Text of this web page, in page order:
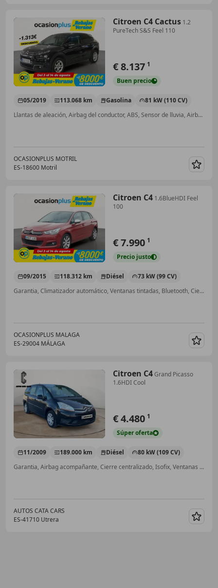
Citroen C4 Cactus 1.2
PureTech S&S Feel 110
€ 8.137 1
Buen precio
05/2019 113.068 km Gasolina
81 kW (110 CV)
Llantas de aleación, Airbag del conductor, ABS, Sensor de lluvia, Airbags laterales, Ventanas tintadas, Bluetooth, Climatizador automático
OCASIONPLUS MOTRIL
ES-18600 Motril
Citroen C4 1.6BlueHDI Feel
100
€ 7.990 1
Precio justo
09/2015 118.312 km Diésel
73 kW (99 CV)
Garantia, Climatizador automático, Ventanas tintadas, Bluetooth, Cierre centralizado, USB, Elevalunas eléctrico, Airbags laterales
OCASIONPLUS MALAGA
ES-29004 MÁLAGA
Citroen C4Grand Picasso
1.6HDI Cool
€ 4.480 1
Súperoferta
11/2009 189.000 km Diésel
80 kW (109 CV)
Garantia, Airbag acompañante, Cierre centralizado, Isofix, Ventanas tintadas, Aire Acondicionado, Ordenador, CD
AUTOS CATA CARS
ES-41710 Utrera